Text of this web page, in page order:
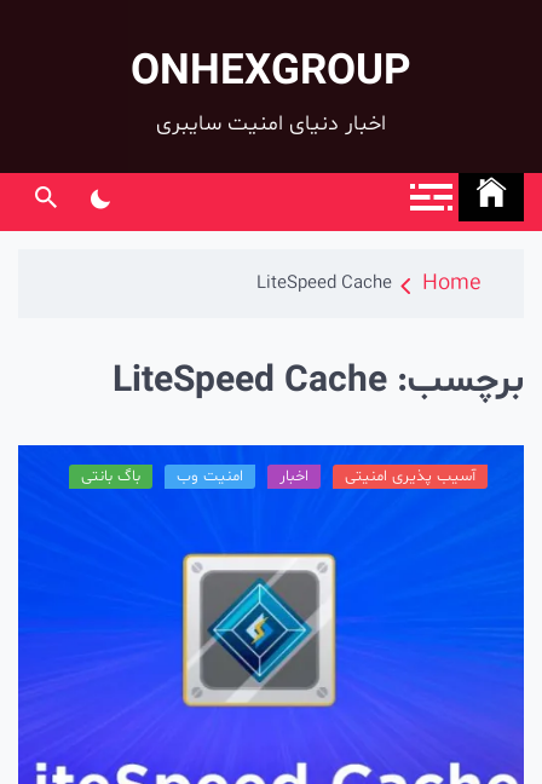
ONHEXGROUP
اخبار دنیای امنیت سایبری
Home
LiteSpeed Cache
LiteSpeed Cache
آسیب پذیری امنیتی امنیت وب باگ بانتی